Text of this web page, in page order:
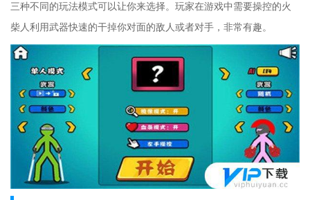
三种不同的玩法模式可以让你来选择。玩家在游戏中需要操控的火
柴人利用武器快速的干掉你对面的敌人或者对手，非常有趣。